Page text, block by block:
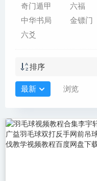
奇门遁甲
六福
中华书局
金镖门
六爻
排序
最新 浏览